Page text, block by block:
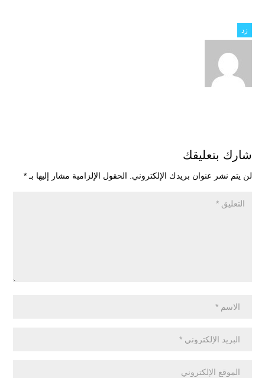
زد
شارك بتعليقك
لن يتم نشر عنوان بريدك الإلكتروني. الحقول الإلزامية مشار إليها بـ *